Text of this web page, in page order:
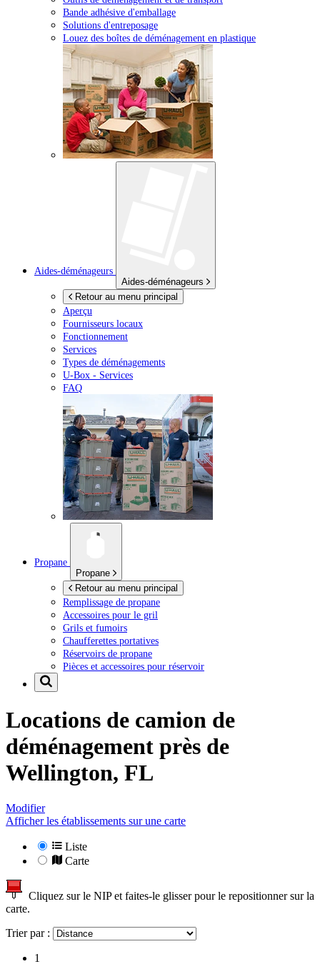
Bande adhésive d'emballage
Solutions d'entreposage
Louez des boîtes de déménagement en plastique
Aides-déménageurs
Aides-déménageurs
Retour au menu principal
Aperçu
Fournisseurs locaux
Fonctionnement
Services
Types de déménagements
U-Box - Services
FAQ
Propane
Propane
Retour au menu principal
Remplissage de propane
Accessoires pour le gril
Grils et fumoirs
Chaufferettes portatives
Réservoirs de propane
Pièces et accessoires pour réservoir
Locations de camion de
déménagement près de
Wellington, FL
Modifier
Afficher les établissements sur une carte
Liste
Carte
Cliquez sur le NIP et faites-le glisser pour le repositionner sur la
carte.
Trier par :
1